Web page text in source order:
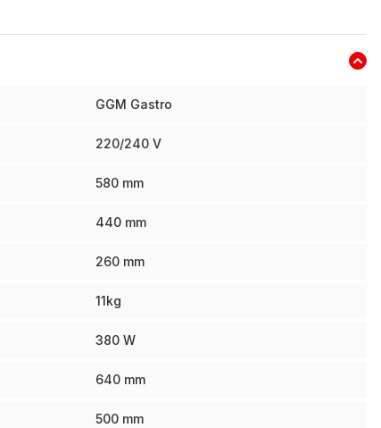
GGM Gastro
220/240 V
580 mm
440 mm
260 mm
11kg
380 W
640 mm
500 mm